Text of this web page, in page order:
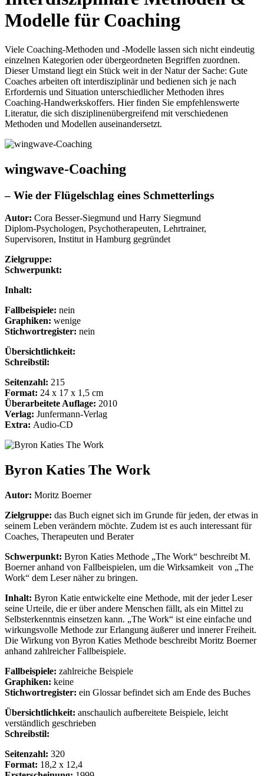
Modelle für Coaching
Viele Coaching-Methoden und -Modelle lassen sich nicht eindeutig
einzelnen Kategorien oder übergeordneten Begriffen zuordnen.
Dieser Umstand liegt ein Stück weit in der Natur der Sache: Gute
Coaches arbeiten oft interdisziplinär und bedienen sich je nach
Erfordernis und Situation unterschiedlicher Methoden ihres
Coaching-Handwerkskoffers. Hier finden Sie empfehlenswerte
Literatur, die sich disziplinenübergreifend mit verschiedenen
Methoden und Modellen auseinandersetzt.
wingwave-Coaching
– Wie der Flügelschlag eines Schmetterlings
Autor: Cora Besser-Siegmund und Harry Siegmund
Diplom-Psychologen, Psychotherapeuten, Lehrtrainer,
Supervisoren, Institut in Hamburg gegründet
Zielgruppe:
Schwerpunkt:
Inhalt:
Fallbeispiele: nein
Graphiken: wenige
Stichwortregister: nein
Übersichtlichkeit:
Schreibstil:
Seitenzahl: 215
Format: 24 x 17 x 1,5 cm
Überarbeitete Auflage: 2010
Verlag: Junfermann-Verlag
Extra: Audio-CD
Byron Katies The Work
Autor: Moritz Boerner
Zielgruppe: das Buch eignet sich im Grunde für jeden, der etwas in
seinem Leben verändern möchte. Zudem ist es auch interessant für
Coaches, Therapeuten und Berater
Schwerpunkt: Byron Katies Methode „The Work“ beschreibt M.
Boerner anhand von Fallbeispielen, um die Wirksamkeit von „The
Work“ dem Leser näher zu bringen.
Inhalt: Byron Katie entwickelte eine Methode, mit der jeder Leser
seine Urteile, die er über andere Menschen fällt, als ein Mittel zu
Selbsterkenntnis einsetzen kann. „The Work“ ist eine einfache und
wirkungsvolle Methode zur Erlangung äußerer und innerer Freiheit.
Die Wirkung von Byron Katies Methode beschreibt Moritz Boerner
anhand zahlreicher Fallbeispiele.
Fallbeispiele: zahlreiche Beispiele
Graphiken: keine
Stichwortregister: ein Glossar befindet sich am Ende des Buches
Übersichtlichkeit: anschaulich aufbereitete Beispiele, leicht
verständlich geschrieben
Schreibstil:
Seitenzahl: 320
Format: 18,2 x 12,4